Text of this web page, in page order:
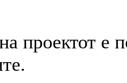
проектот е